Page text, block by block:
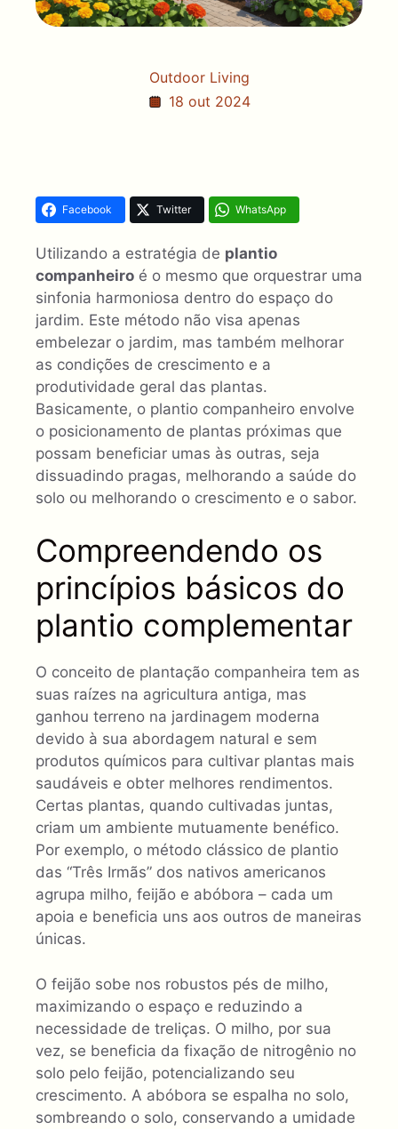
Outdoor Living
18 out 2024
Facebook Twitter WhatsApp
Utilizando a estratégia de plantio
companheiro é o mesmo que orquestrar uma
sinfonia harmoniosa dentro do espaço do
jardim. Este método não visa apenas
embelezar o jardim, mas também melhorar
as condições de crescimento e a
produtividade geral das plantas.
Basicamente, o plantio companheiro envolve
o posicionamento de plantas próximas que
possam beneficiar umas às outras, seja
dissuadindo pragas, melhorando a saúde do
solo ou melhorando o crescimento e o sabor.
Compreendendo os
princípios básicos do
plantio complementar
O conceito de plantação companheira tem as
suas raízes na agricultura antiga, mas
ganhou terreno na jardinagem moderna
devido à sua abordagem natural e sem
produtos químicos para cultivar plantas mais
saudáveis ​​e obter melhores rendimentos.
Certas plantas, quando cultivadas juntas,
criam um ambiente mutuamente benéfico.
Por exemplo, o método clássico de plantio
das “Três Irmãs” dos nativos americanos
agrupa milho, feijão e abóbora – cada um
apoia e beneficia uns aos outros de maneiras
únicas.
O feijão sobe nos robustos pés de milho,
maximizando o espaço e reduzindo a
necessidade de treliças. O milho, por sua
vez, se beneficia da fixação de nitrogênio no
solo pelo feijão, potencializando seu
crescimento. A abóbora se espalha no solo,
sombreando o solo, conservando a umidade